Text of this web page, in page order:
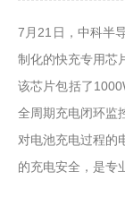
7月21日，中科半
制化的快充专用芯
该芯片包括了
全周期充电闭环监
对电池充电过程的
的充电安全，是专